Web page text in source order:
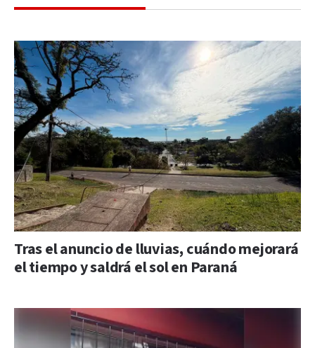
Tras el anuncio de lluvias, cuándo mejorará
el tiempo y saldrá el sol en Paraná